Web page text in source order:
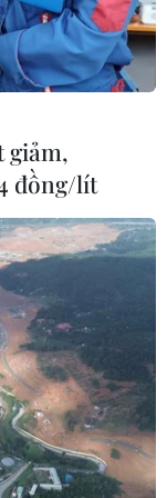
dưỡng và robot
người cao tuổi
chức năng và giải
số già hóa
Hải (Trung
toàn diện
giảm,
đồng/lít